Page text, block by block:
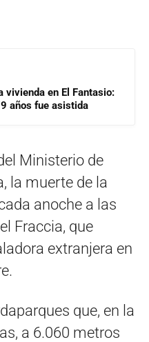
vivienda en El Fantasio:
años fue asistida
Ministerio de
la muerte de la
anoche a las
Fraccia, que
extranjera en
que, en la
a 6.060 metros